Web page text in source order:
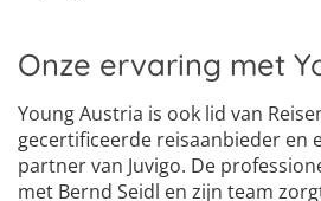
Onze ervaring met
Young Austria is ook lid van
gecertificeerde reisaanbieder en
partner van Juvigo. De
met Bernd Seidl en zijn team